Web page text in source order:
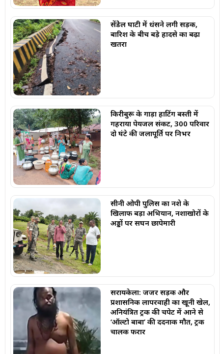
सेंडेेल घाटी में धंसने लगी सड़क,
बारिश के बीच बड़े हादसे का बढ़ा
खतरा
किरीबुरू के गाड़ा हाटिंग बस्ती में
गहराया पेयजल संकट, 300 परिवार
दो घंटे की जलापूर्ति पर निर्भर
सीनी ओपी पुलिस का नशे के
खिलाफ बड़ा अभियान, नशाखोरों के
अड्डों पर सघन छापेमारी
सरायकेला: जर्जर सड़क और
प्रशासनिक लापरवाही का खूनी खेल,
अनियंत्रित ट्रक की चपेट में आने से
‘ऑल्टो बाबा’ की दर्दनाक मौत, ट्रक
चालक फरार